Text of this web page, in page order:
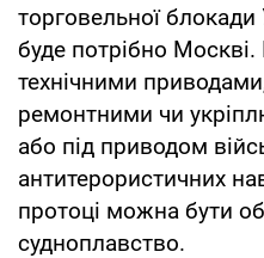
торговельної блокади
буде потрібно
технічними
ремонтними чи
або під приводом
антитерористичних
протоці можна бути
судноплавство.